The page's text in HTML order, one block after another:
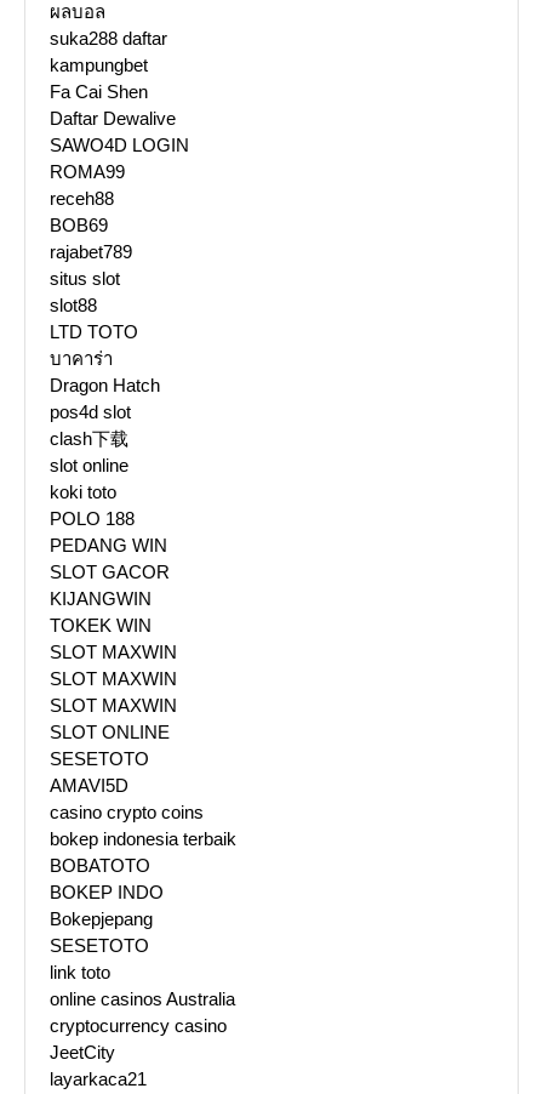
ผลบอล
suka288 daftar
kampungbet
Fa Cai Shen
Daftar Dewalive
SAWO4D LOGIN
ROMA99
receh88
BOB69
rajabet789
situs slot
slot88
LTD TOTO
บาคาร่า
Dragon Hatch
pos4d slot
clash下载
slot online
koki toto
POLO 188
PEDANG WIN
SLOT GACOR
KIJANGWIN
TOKEK WIN
SLOT MAXWIN
SLOT MAXWIN
SLOT MAXWIN
SLOT ONLINE
SESETOTO
AMAVI5D
casino crypto coins
bokep indonesia terbaik
BOBATOTO
BOKEP INDO
Bokepjepang
SESETOTO
link toto
online casinos Australia
cryptocurrency casino
JeetCity
layarkaca21